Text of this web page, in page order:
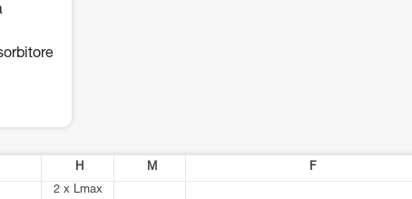
H M F
2 x Lmax